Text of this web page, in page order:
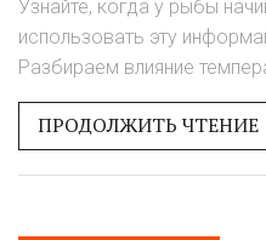
Узнайте, когда у рыбы
использовать эту
Разбираем влияние
на клёв.
ПРОДОЛЖИТЬ ЧТЕНИЕ